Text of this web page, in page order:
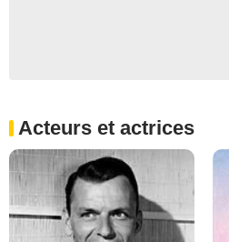
Acteurs et actrices